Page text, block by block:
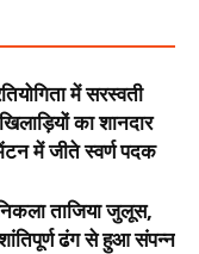
में सरस्वती
का शानदार
में जीते स्वर्ण पदक
ताजिया जुलूस,
ढंग से हुआ संपन्न